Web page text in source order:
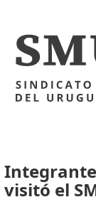
visitó el